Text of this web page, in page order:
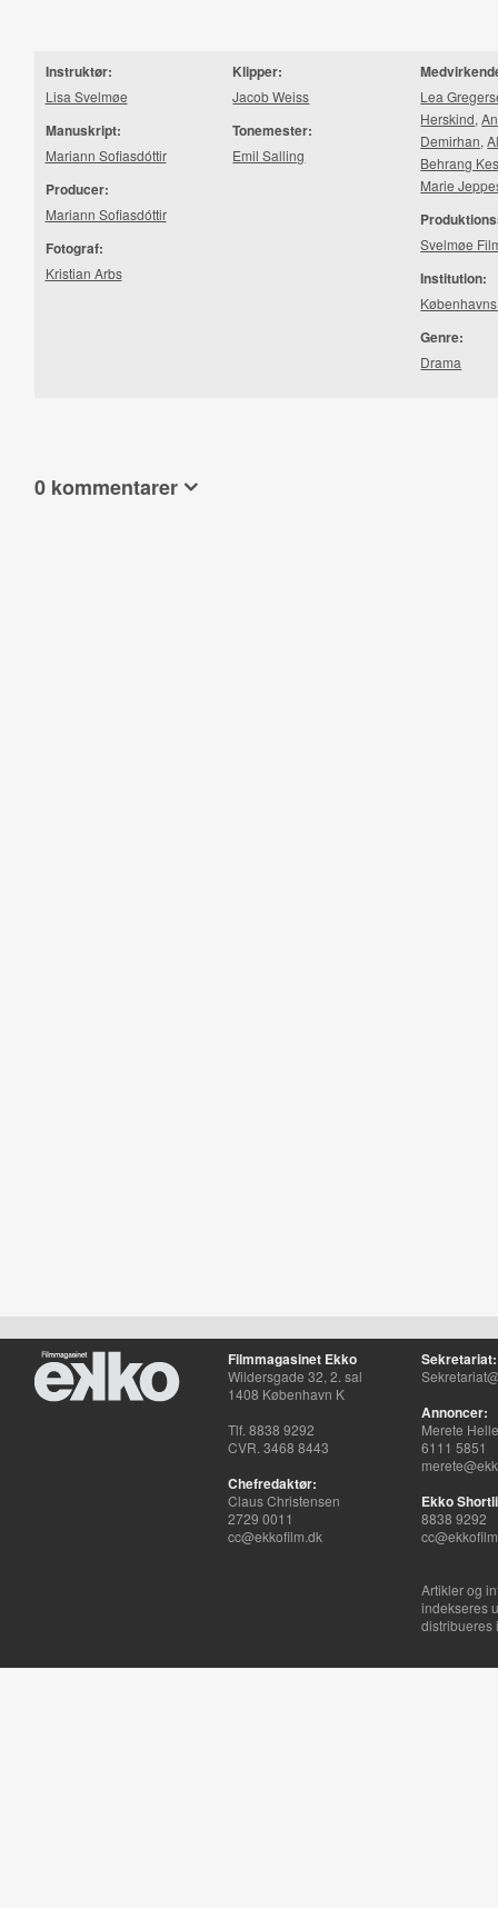
Instruktør:
Lisa Svelmøe
Manuskript:
Mariann Sofiasdóttir
Producer:
Mariann Sofiasdóttir
Fotograf:
Kristian Arbs
Klipper:
Jacob Weiss
Tonemester:
Emil Salling
Lea
Herskind,
Demirhan,
Behrang
Marie
Svelmøe
Institution:
Genre:
Drama
0 kommentarer
Filmmagasinet Ekko
Wildersgade 32, 2. sal
1408 København K
Tlf. 8838 9292
CVR. 3468 8443
Chefredaktør:
Claus Christensen
2729 0011
cc@ekkofilm.dk
Sekretariat:
Annoncer:
Merete
6111 5851
Ekko
8838 9292
Artikler og
indekseres
distribueres